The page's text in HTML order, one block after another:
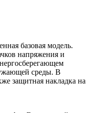
базовая модель.
напряжения и
среды. В
защитная накладка на